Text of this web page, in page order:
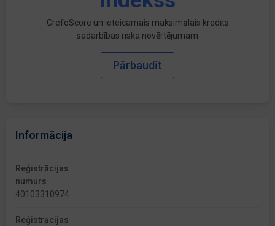
CrefoScore un ieteicamais maksimālais kredīts
sadarbības riska novērtējumam
Pārbaudīt
Informācija
Reģistrācijas
numurs
40103310974
Reģistrācijas